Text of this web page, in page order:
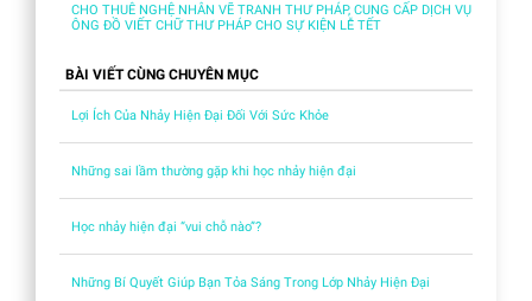
CHO THUÊ NGHỆ NHÂN VẼ TRANH THƯ PHÁP, CUNG CẤP DỊCH VỤ
ÔNG ĐỒ VIẾT CHỮ THƯ PHÁP CHO SỰ KIỆN LỄ TẾT
BÀI VIẾT CÙNG CHUYÊN MỤC
Lợi Ích Của Nhảy Hiện Đại Đối Với Sức Khỏe
Những sai lầm thường gặp khi học nhảy hiện đại
Học nhảy hiện đại “vui chỗ nào”?
Những Bí Quyết Giúp Bạn Tỏa Sáng Trong Lớp Nhảy Hiện Đại